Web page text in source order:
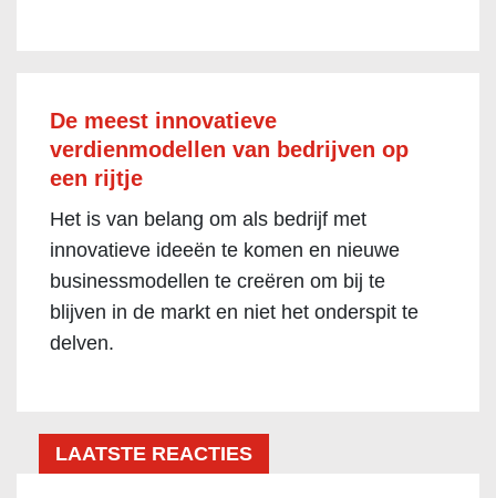
De meest innovatieve
verdienmodellen van bedrijven op
een rijtje
Het is van belang om als bedrijf met
innovatieve ideeën te komen en nieuwe
businessmodellen te creëren om bij te
blijven in de markt en niet het onderspit te
delven.
LAATSTE REACTIES